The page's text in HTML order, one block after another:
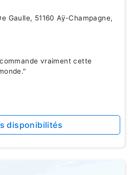
Gaulle, 51160 Aÿ-Champagne,
vraiment cette
disponibilités